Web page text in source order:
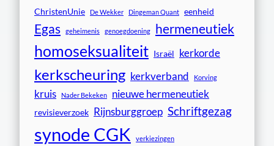
ChristenUnie De Wekker Dingeman Quant eenheid
Egas geheimenis genoegdoening hermeneutiek
homoseksualiteit Israël kerkorde
kerkscheuring kerkverband Korving
kruis Nader Bekeken nieuwe hermeneutiek
revisieverzoek Rijnsburggroep Schriftgezag
synode CGK verkiezingen